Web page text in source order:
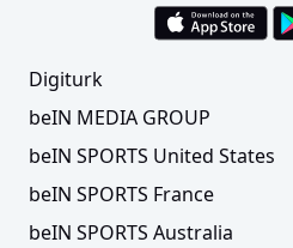
Digiturk
beIN MEDIA GROUP
beIN SPORTS United States
beIN SPORTS France
beIN SPORTS Australia